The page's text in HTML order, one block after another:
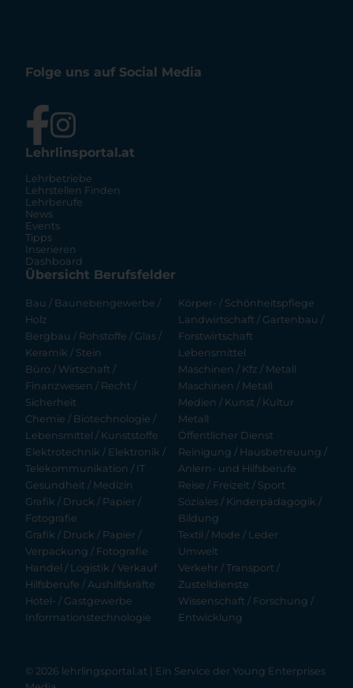
Folge uns auf Social Media
Lehrlinsportal.at
Lehrbetriebe
Lehrstellen Finden
Lehrberufe
News
Events
Tipps
Inserieren
Dashboard
Übersicht Berufsfelder
Bau / Baunebengewerbe /
Holz
Bergbau / Rohstoffe / Glas /
Keramik / Stein
Büro / Wirtschaft /
Finanzwesen / Recht /
Sicherheit
Chemie / Biotechnologie /
Lebensmittel / Kunststoffe
Elektrotechnik / Elektronik /
Telekommunikation / IT
Gesundheit / Medizin
Grafik / Druck / Papier /
Fotografie
Grafik / Druck / Papier /
Verpackung / Fotografie
Handel / Logistik / Verkauf
Hilfsberufe / Aushilfskräfte
Hotel- / Gastgewerbe
Informationstechnologie
Körper- / Schönheitspflege
Landwirtschaft / Gartenbau /
Forstwirtschaft
Lebensmittel
Maschinen / Kfz / Metall
Maschinen / Metall
Medien / Kunst / Kultur
Metall
Öffentlicher Dienst
Reinigung / Hausbetreuung /
Anlern- und Hilfsberufe
Reise / Freizeit / Sport
Soziales / Kinderpädagogik /
Bildung
Textil / Mode / Leder
Umwelt
Verkehr / Transport /
Zustelldienste
Wissenschaft / Forschung /
Entwicklung
© 2026 lehrlingsportal.at | Ein Service der Young Enterprises